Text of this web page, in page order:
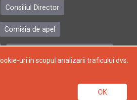
Consiliul Director
Comisia de apel
Federatia Romana de Baschet. Toate
uri in scopul analizarii traficului dvs.
OK